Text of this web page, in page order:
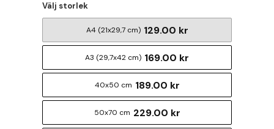
Välj storlek
A4 (21x29,7 cm) 129.00 kr
A3 (29,7x42 cm) 169.00 kr
40x50 cm 189.00 kr
50x70 cm 229.00 kr